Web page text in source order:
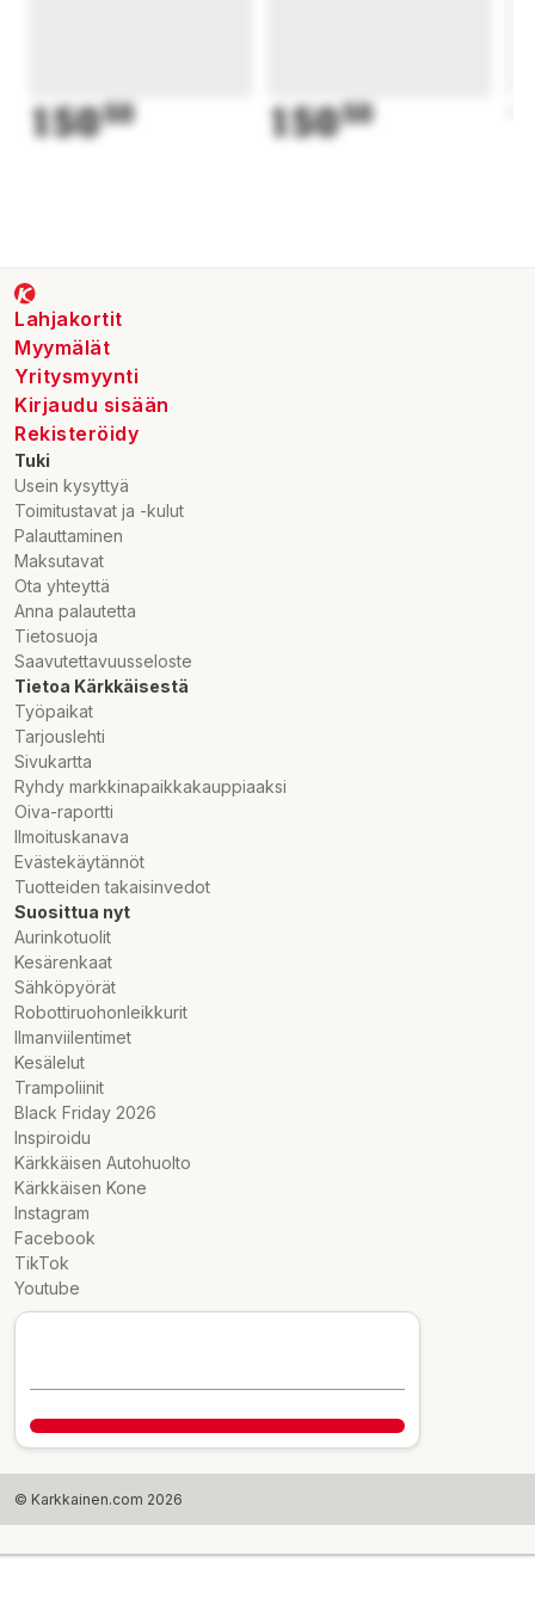
15050 15050
Lahjakortit
Myymälät
Yritysmyynti
Kirjaudu sisään
Rekisteröidy
Tuki
Usein kysyttyä
Toimitustavat ja -kulut
Palauttaminen
Maksutavat
Ota yhteyttä
Anna palautetta
Tietosuoja
Saavutettavuusseloste
Tietoa Kärkkäisestä
Työpaikat
Tarjouslehti
Sivukartta
Ryhdy markkinapaikkakauppiaaksi
Oiva-raportti
Ilmoituskanava
Evästekäytännöt
Tuotteiden takaisinvedot
Suosittua nyt
Aurinkotuolit
Kesärenkaat
Sähköpyörät
Robottiruohonleikkurit
Ilmanviilentimet
Kesälelut
Trampoliinit
Black Friday 2026
Inspiroidu
Kärkkäisen Autohuolto
Kärkkäisen Kone
Instagram
Facebook
TikTok
Youtube
© Karkkainen.com 2026